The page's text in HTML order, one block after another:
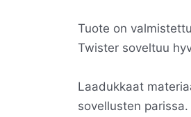
Tuote on
Twister soveltuu
Laadukkaat
sovellusten